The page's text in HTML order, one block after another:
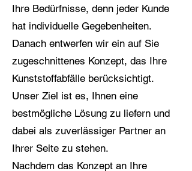
Ihre Bedürfnisse, denn jeder Kunde
hat individuelle Gegebenheiten.
Danach entwerfen wir ein auf Sie
zugeschnittenes Konzept, das Ihre
Kunststoffabfälle berücksichtigt.
Unser Ziel ist es, Ihnen eine
bestmögliche Lösung zu liefern und
dabei als zuverlässiger Partner an
Ihrer Seite zu stehen.
Nachdem das Konzept an Ihre